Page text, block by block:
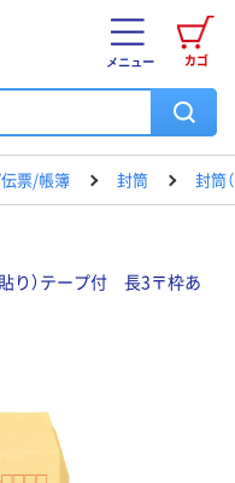
カゴ
メニュー
票/帳簿 封筒 封筒
り）テープ付 長3〒枠あ